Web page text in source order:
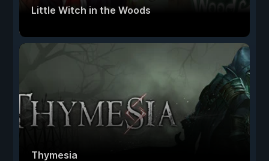
Little Witch in the Woods
Thymesia